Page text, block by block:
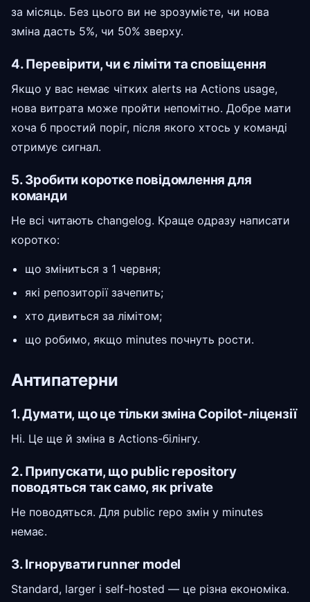
за місяць. Без цього ви не зрозумієте, чи нова
зміна дасть 5%, чи 50% зверху.
4. Перевірити, чи є ліміти та сповіщення
Якщо у вас немає чітких alerts на Actions usage,
нова витрата може пройти непомітно. Добре мати
хоча б простий поріг, після якого хтось у команді
отримує сигнал.
5. Зробити коротке повідомлення для
команди
Не всі читають changelog. Краще одразу написати
коротко:
що зміниться з 1 червня;
які репозиторії зачепить;
хто дивиться за лімітом;
що робимо, якщо minutes почнуть рости.
Антипатерни
1. Думати, що це тільки зміна Copilot-ліцензії
Ні. Це ще й зміна в Actions-білінгу.
2. Припускати, що public repository
поводяться так само, як private
Не поводяться. Для public repo змін у minutes
немає.
3. Ігнорувати runner model
Standard, larger і self-hosted — це різна економіка.